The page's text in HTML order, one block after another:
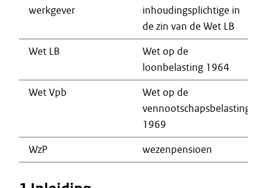
werkgever
inhoudingsplichtige in
de zin van de Wet LB
Wet LB
Wet op de
loonbelasting 1964
Wet Vpb
Wet op de
vennootschapsbelasting
1969
WzP
wezenpensioen